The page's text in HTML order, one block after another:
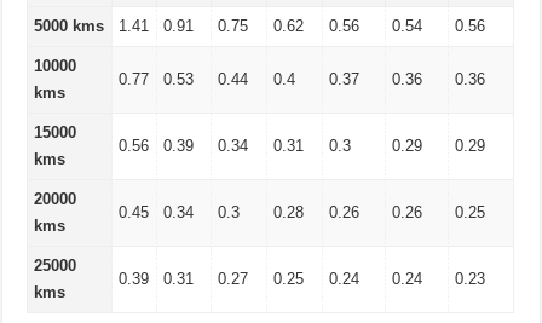
5000 kms 1.41 0.91 0.75 0.62 0.56 0.54 0.56
10000
kms
0.77 0.53 0.44 0.4 0.37 0.36 0.36
15000
kms
0.56 0.39 0.34 0.31 0.3 0.29 0.29
20000
kms
0.45 0.34 0.3 0.28 0.26 0.26 0.25
25000
kms
0.39 0.31 0.27 0.25 0.24 0.24 0.23